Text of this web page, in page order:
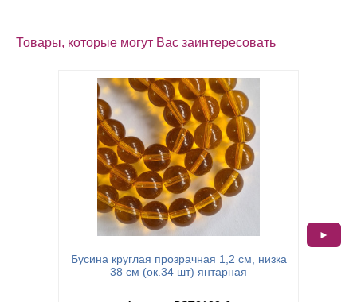
Товары, которые могут Вас заинтересовать
Бусина круглая прозрачная 1,2 см, низка
38 см (ок.34 шт) янтарная
►